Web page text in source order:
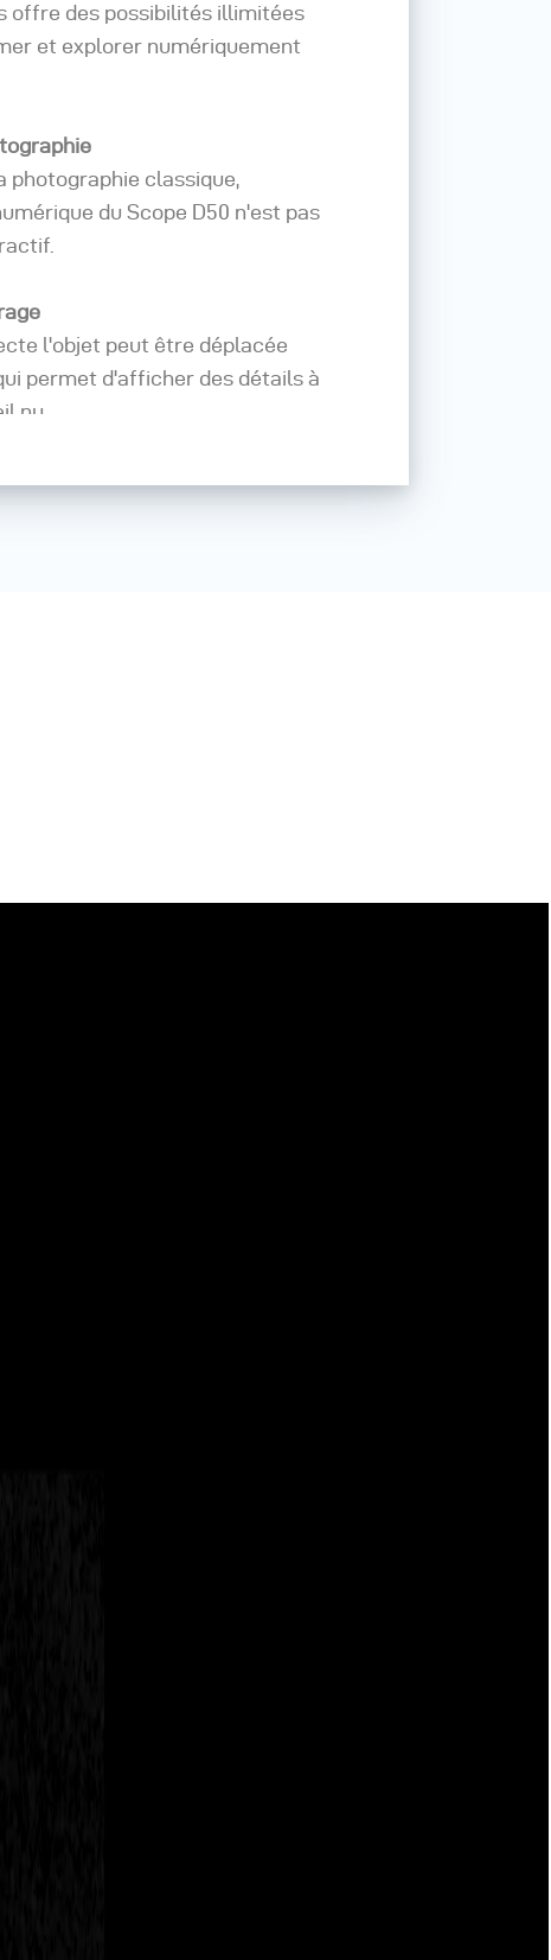
offre des possibilités illimitées
et explorer numériquement
photographie classique,
du Scope D50 n'est pas
l'objet peut être déplacée
permet d'afficher des détails à
nu.